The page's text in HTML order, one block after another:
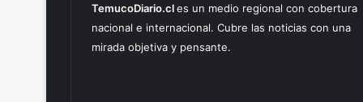
TemucoDiario.cles un medio regional con cobertura
nacional e internacional. Cubre las noticias con una
mirada objetiva y pensante.